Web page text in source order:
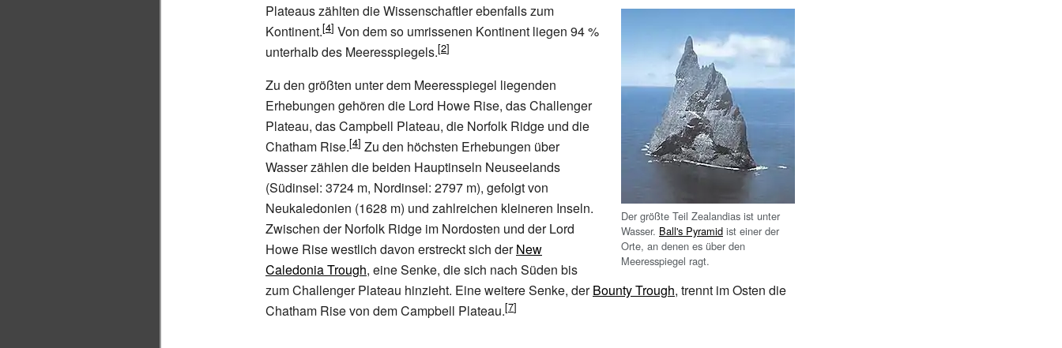
Der größte Teil Zealandias ist unter
Wasser. Ball's Pyramid ist einer der
Orte, an denen es über den
Meeresspiegel ragt.
Plateaus zählten die Wissenschaftler ebenfalls zum
Kontinent.
Von dem so umrissenen Kontinent liegen 94%
unterhalb des Meeresspiegels.
Zu den größten unter dem Meeresspiegel liegenden
Erhebungen gehören die Lord Howe Rise, das Challenger
Plateau, das Campbell Plateau, die Norfolk Ridge und die
Chatham Rise.
Zu den höchsten Erhebungen über
Wasser zählen die beiden Hauptinseln Neuseelands
(Südinsel: 3724 m, Nordinsel: 2797 m), gefolgt von
Neukaledonien (1628 m) und zahlreichen kleineren Inseln.
Zwischen der Norfolk Ridge im Nordosten und der Lord
Howe Rise westlich davon erstreckt sich derNew
Caledonia Trough, eine Senke, die sich nach Süden bis
zum Challenger Plateau hinzieht. Eine weitere Senke, derBounty Trough, trennt im Osten die
Chatham Rise von dem Campbell Plateau.